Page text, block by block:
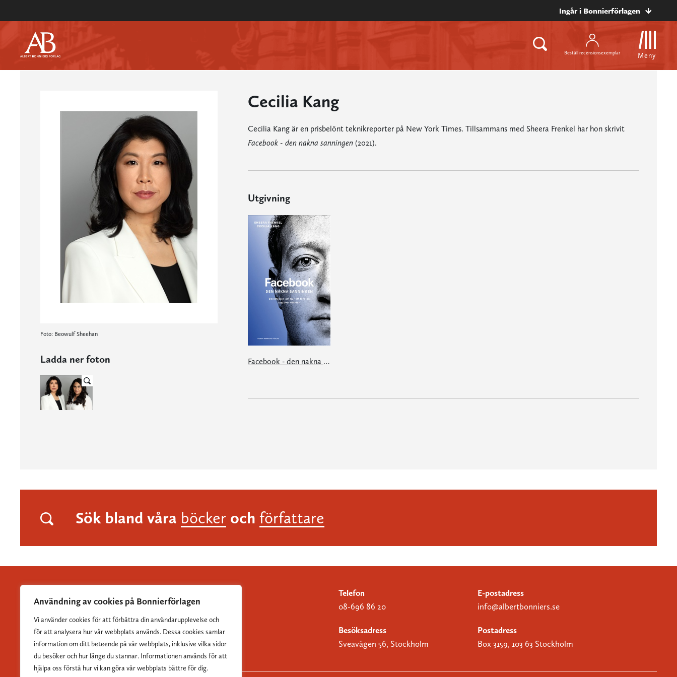
Användning av cookies på Bonnierförlagen
Vi använder cookies för att förbättra din användarupplevelse och
för att analysera hur vår webbplats används. Dessa cookies samlar
information om ditt beteende på vår webbplats, inklusive vilka sidor
du besöker och hur länge du stannar. Informationen används för att
hjälpa oss förstå hur vi kan göra vår webbplats bättre för dig.
Ingår i Bonnierförlagen
Beställ recensionsexemplar Meny
Foto: Beowulf Sheehan
Ladda ner foton
Cecilia Kang
Cecilia Kang är en prisbelönt teknikreporter på New York Times. Tillsammans med Sheera Frenkel har hon skrivit
Facebook - den nakna sanningen(2021).
Utgivning
Facebook - den nakna sanningen
Sök bland våra böcker och författare
Albert Bonniers Förlag grundades 1837 och är Sveriges
största skönlitterära förlag.
Telefon
08-696 86 20
E-postadress
info@albertbonniers.se
Besöksadress
Sveavägen 56, Stockholm
Postadress
Box 3159, 103 63 Stockholm